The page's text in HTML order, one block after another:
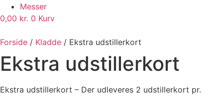
Messer
0,00 kr. 0 Kurv
Forside / Kladde / Ekstra udstillerkort
Ekstra udstillerkort
Ekstra udstillerkort – Der udleveres 2 udstillerkort pr.